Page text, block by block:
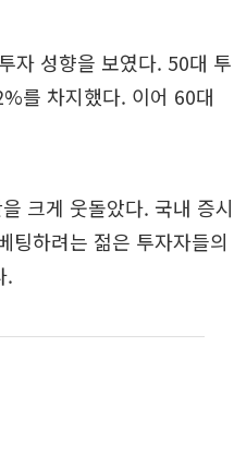
자 성향을 보였다. 50대 투
를 차지했다. 이어 60대
크게 웃돌았다. 국내 증시
팅하려는 젊은 투자자들의
.